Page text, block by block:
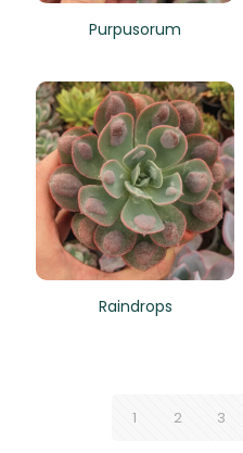
Purpusorum
Raindrops
1 2 3